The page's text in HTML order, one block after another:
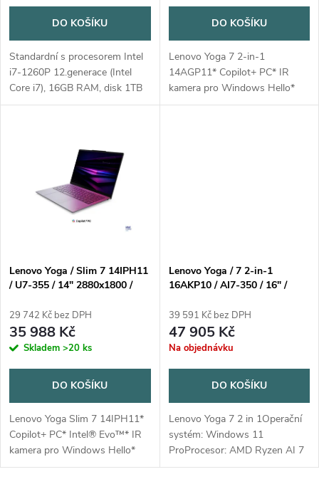
u
k
o
d
u
k
DO KOŠÍKU
Standardní s procesorem Intel
i7-1260P 12.generace (Intel
Core i7), 16GB RAM, disk 1TB
SSD, displej 14" (Iris Xe)
DO KOŠÍKU
Lenovo Yoga 7 2-in-1
14AGP11* Copilot+ PC* IR
kamera pro Windows Hello*
Lenovo Yoga Pen Gen 2 with
Lenovo Yoga / Slim 7 14IPH11
/ U7-355 / 14" 2880x1800 /
W11H / Gray / 3R On-Site
29 742 Kč bez DPH
35 988 Kč
Skladem >20 ks
DO KOŠÍKU
Lenovo Yoga Slim 7 14IPH11*
Copilot+ PC* Intel® Evo™* IR
kamera pro Windows Hello*
MIL-STD-810H military test
Lenovo Yoga / 7 2-in-1
16AKP10 / AI7-350 / 16" /
1TB / AMD int / W11P /
Seashell / 3R On-Site
39 591 Kč bez DPH
47 905 Kč
Na objednávku
DO KOŠÍKU
Lenovo Yoga 7 2 in 1Operační
systém: Windows 11
ProProcesor: AMD Ryzen AI 7
350 (8C/16T, 2/5GHz, 8MB